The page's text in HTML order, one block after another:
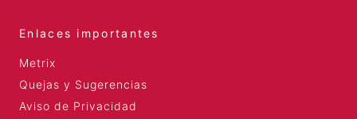
Enlaces importantes
Metrix
Quejas y Sugerencias
Aviso de Privacidad